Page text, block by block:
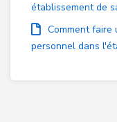
établissement de
Comment faire
personnel dans